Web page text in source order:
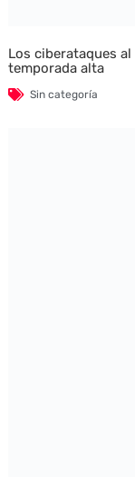
Los ciberataques
temporada alta
Sin categoría